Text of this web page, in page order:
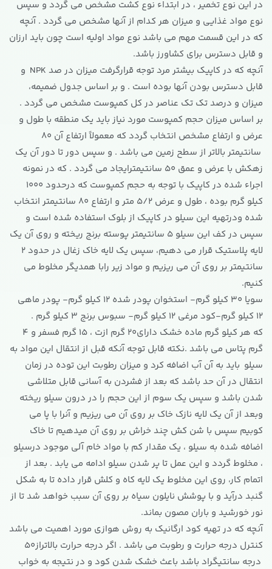
در این نوع تخمیر ، در ابتداء نوع کشت مشخص می گردد و سپس
نوع مواد غذایی و میزان هر کدام از آنها مشخص می گردد . آنچه
که در این قسمت مهم می باشد نوع مواد اولیه است چون باید ارزان
و قابل دسترس برای کشاورز باشد.
آنچه که در کاپیک بیشتر مرد توجه قرارگرفت میزان در صد NPK و
قابل دسترس بودن آنها بوده است . و بر اساس جدول ضمیمه،
میزان و درصد تک تک عناصر در کل کمپوست مشخص می گردد .
بر اساس میزان حجم کمپوست مورد نیاز باید یک منطقه با طول و
عرض و ارتفاع مشخص انتخاب گردد که معمولاً ارتفاع آن 80
سانتیمتر بالاتر از سطح زمین می باشد . و سپس دور تا دور آن یک
زهکش با عرض و عمق 50 سانتیمترایجاد می گردد . که در نمونه
اجراء شده در کاپیک با توجه به حجم کمپوست که درحدود 1000
کیلو گرم بوده ، طول و عرض 5/2 متر و ارتفاع 80 سانتیمتر انتخاب
شده ودرتهیه این سیلو در کاپیک از بلوک استفاده شده است و
سپس در کف این سیلو 5 سانتیمتر پوسته برنج ریخته و روی آن یک
لایه پلاستیک قرار می دهیم، سپس یک لایه خاک زغال در حدود 2
سانتیمتر بر روی آن می ریزیم و مواد زیر رابا همدیگر مخلوط می
کنیم.
سویا 30 کیلو گرم- استخوان پودر شده 12 کیلو گرم- پودر ماهی
12 کیلو گرم-کود مرغی 12 کیلو گرم- سبوس برنج 3 کیلو گرم .
که هر کیلو گرم ماده خشک دارای20 گرم ازت ، 15 گرم فسفر و 4
گرم پتاس می باشد .نکته قابل توجه آنکه قبل از انتقال این مواد به
سیلو باید به آن آب اضافه کرد و میزان رطوبت این توده در زمان
انتقال در آن حد باشد که بعد از فشردن به آسانی قابل متلاشی
شدن باشد و سپس یک سوم از این حجم را در درون سیلو ریخته
وبعد از آن یک لایه نازک خاک بر روی آن می ریزیم و آنرا با پا می
کوبیم سپس با شن کش چند خراش بر روی آن میدهیم تا خاک
اضافه شده به سیلو ، یک مقدار کم با مواد خام آلی موجود درسیلو
، مخلوط گردد و این عمل تا پر شدن سیلو ادامه می یابد . بعد از
اتمام کار، روی این مخلوط یک لایه کاه و کلش قرار داده تا به شکل
گنبد درآید و با پوشش نایلون سیاه بر روی آن سبب خواهد شد تا از
نور خورشید و باران مصون بماند.
آنچه که در تهیه کود ارگانیک به روش هوازی مورد اهمیت می باشد
کنترل درجه حرارت و رطوبت می باشد . اگر درجه حرارت بالاتراز50
درجه سانتیگراد باشد باعث خشک شدن کود و در نتیجه به خواب